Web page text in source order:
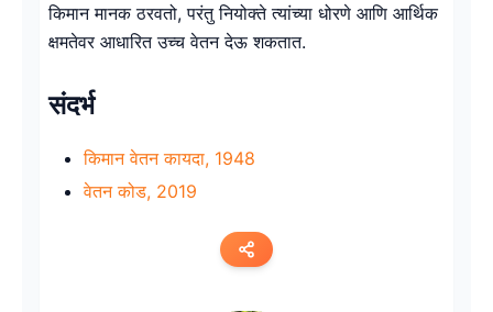
किमान मानक ठरवतो, परंतु नियोक्ते त्यांच्या धोरणे आणि आर्थिक
क्षमतेवर आधारित उच्च वेतन देऊ शकतात.
संदर्भ
किमान वेतन कायदा, 1948
वेतन कोड, 2019